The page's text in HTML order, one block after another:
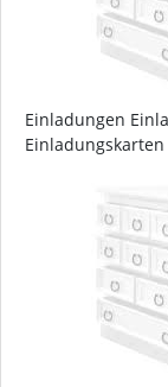
Einladungen
Einladungskarten